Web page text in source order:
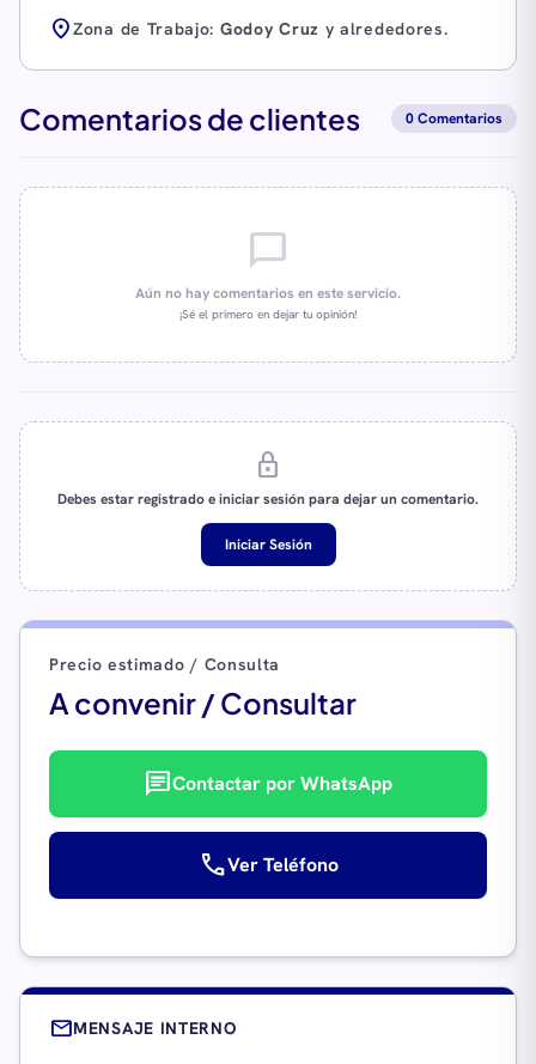
location_onZona de Trabajo: Godoy Cruz y alrededores.
Comentarios de clientes 0 Comentarios
chat_bubble_outline
Aún no hay comentarios en este servicio.
¡Sé el primero en dejar tu opinión!
lock
Debes estar registrado e iniciar sesión para dejar un comentario.
Iniciar Sesión
Precio estimado / Consulta
A convenir / Consultar
chatContactar por WhatsApp
callVer Teléfono
mailMENSAJE INTERNO